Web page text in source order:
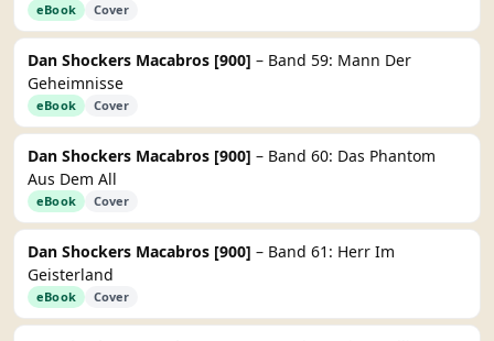
eBook Cover
Dan Shockers Macabros [900] – Band 59: Mann Der
Geheimnisse
eBook Cover
Dan Shockers Macabros [900] – Band 60: Das Phantom
Aus Dem All
eBook Cover
Dan Shockers Macabros [900] – Band 61: Herr Im
Geisterland
eBook Cover